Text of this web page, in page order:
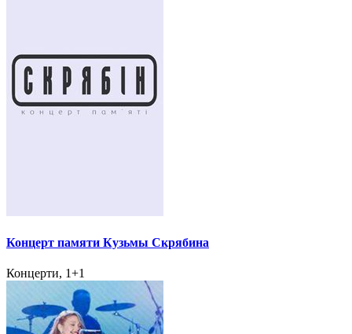
Концерт памяти Кузьмы Скрябина
Концерти, 1+1